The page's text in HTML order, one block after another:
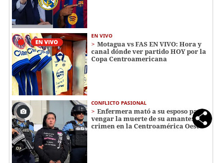
EN VIVO
Motagua vs FAS EN VIVO: Hora y
canal dónde ver partido HOY por la
Copa Centroamericana
CONFLICTO PASIONAL
Enfermera mató a su esposo para
vengar la muerte de su amante:
crimen en la Centroamérica Oeste